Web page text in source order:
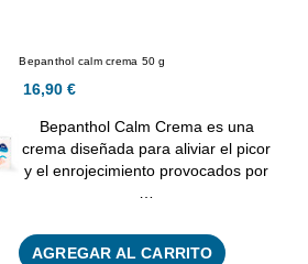
Bepanthol calm crema 50 g
16,90 €
Bepanthol Calm Crema es una
crema diseñada para aliviar el picor
y el enrojecimiento provocados por
AGREGAR AL CARRITO